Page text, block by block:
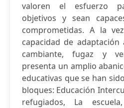
valoren el esfuerzo
objetivos y sean
comprometidas. A la
capacidad de
cambiante, fugaz y
presenta un amplio
educativas que se han
bloques: Educación
refugiados, La